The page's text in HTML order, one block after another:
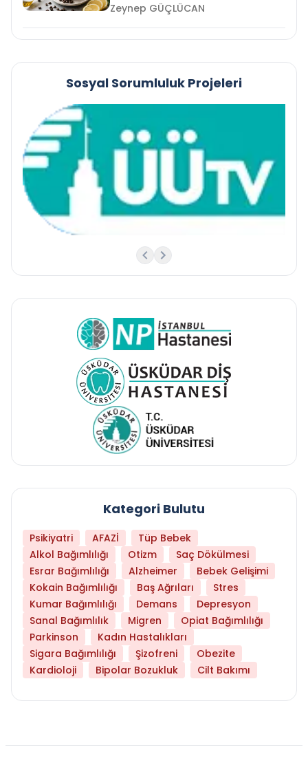
Zeynep GÜÇLÜCAN
Sosyal Sorumluluk Projeleri
Kategori Bulutu
Psikiyatri AFAZİ
Tüp Bebek
Alkol Bağımlılığı
Otizm
Saç Dökülmesi
Esrar Bağımlılığı
Alzheimer
Bebek Gelişimi
Kokain Bağımlılığı
Baş Ağrıları
Stres
Kumar Bağımlılığı
Demans
Depresyon
Sanal Bağımlılık
Migren
Opiat Bağımlılığı
Parkinson
Kadın Hastalıkları
Sigara Bağımlılığı
Şizofreni
Obezite
Kardioloji
Bipolar Bozukluk Cilt Bakımı